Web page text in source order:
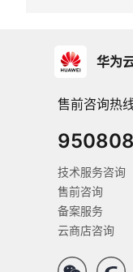
华为
售前咨询热
技术服务咨询
售前咨询
备案服务
云商店咨询